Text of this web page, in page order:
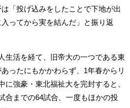
「投げ込みをしたことで下地が出
ってから実を結んだ」と振り返
生活を経て、旧帝大の一つである東
ったにもかかわらず、1年春からリ
に強豪・東北福祉大を完封すると、
合までの64試合、一度もほかの投